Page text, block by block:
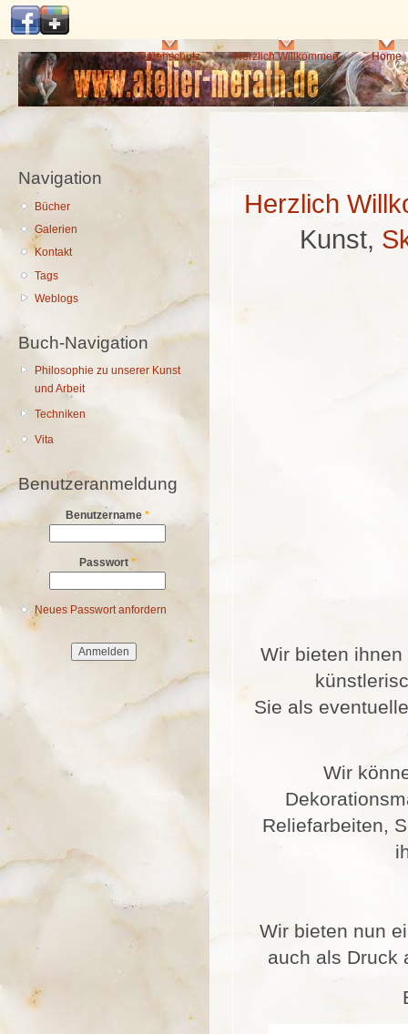
Hauptmenü Datenschutz Herzlich Willkommen Home
Navigation
Bücher
Galerien
Kontakt
Tags
Weblogs
Buch-Navigation
Philosophie zu unserer Kunst
und Arbeit
Techniken
Vita
Benutzeranmeldung
Benutzername *
Passwort *
Neues Passwort anfordern
Herzlich
Kunst,
Wir bieten
Sie als
Wir
Reliefarbeiten,
Wir bieten nun
auch als Druck